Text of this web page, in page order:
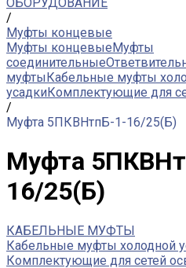
/
Муфты концевые
Муфты концевыеМуфты
соединительные
муфтыКабельные муфты
усадкиКомплектующие для
/
Муфта 5ПКВНтпБ-1-16/25(Б)
Муфта
16/25(Б)
КАБЕЛЬНЫЕ МУФТЫ
Кабельные муфты холодной
Комплектующие для сетей